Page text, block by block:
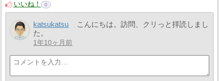
いいね！
0
katsukatsu
こんにちは。訪問、クリっと拝読しまし
た。
1年10ヶ月前